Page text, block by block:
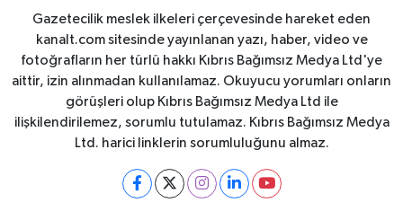
Gazetecilik meslek ilkeleri çerçevesinde hareket eden
kanalt.com sitesinde yayınlanan yazı, haber, video ve
fotoğrafların her türlü hakkı Kıbrıs Bağımsız Medya Ltd'ye
aittir, izin alınmadan kullanılamaz. Okuyucu yorumları onların
görüşleri olup Kıbrıs Bağımsız Medya Ltd ile
ilişkilendirilemez, sorumlu tutulamaz. Kıbrıs Bağımsız Medya
Ltd. harici linklerin sorumluluğunu almaz.